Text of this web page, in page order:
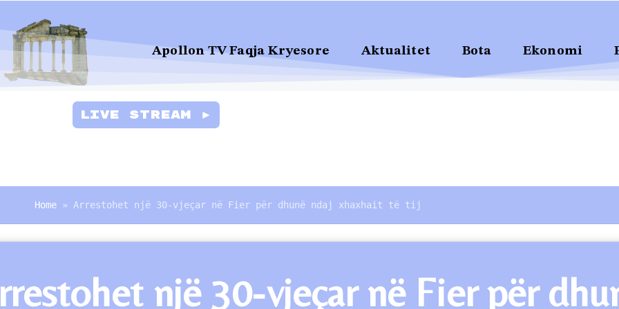
Apollon TV Faqja Kryesore Aktualitet Bota Ekonomi
Live Stream ►
Home » Arrestohet një 30-vjeçar në Fier për dhunë ndaj xhaxhait të tij
një 30-vjeçar në Fier për